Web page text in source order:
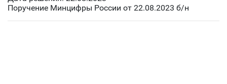
Поручение Минцифры России от 22.08.2023 б/н